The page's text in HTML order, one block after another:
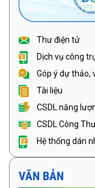
Thư điện tử
Dịch vụ công
Góp ý dự thảo,
Tài liệu
CSDL năng
CSDL Công
Hệ thống dán
VĂN BẢN